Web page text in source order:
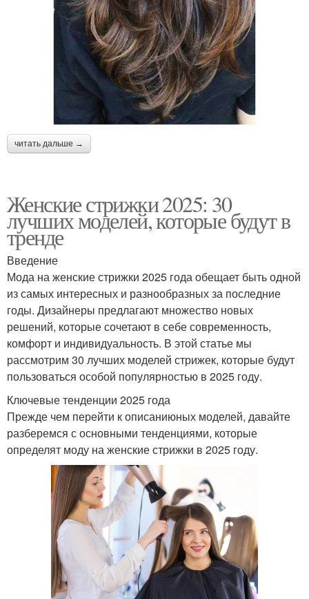
читать дальше →
Женские стрижки 2025: 30
лучших моделей, которые будут в
тренде
Введение
Мода на женские стрижки 2025 года обещает быть одной
из самых интересных и разнообразных за последние
годы. Дизайнеры предлагают множество новых
решений, которые сочетают в себе современность,
комфорт и индивидуальность. В этой статье мы
рассмотрим 30 лучших моделей стрижек, которые будут
пользоваться особой популярностью в 2025 году.
Ключевые тенденции 2025 года
Прежде чем перейти к описаниюных моделей, давайте
разберемся с основными тенденциями, которые
определят моду на женские стрижки в 2025 году.